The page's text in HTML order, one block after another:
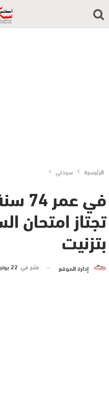
الرئيسية سيدتي
في
تجتاز امتحان
بتزنيت
إدارة الموقع نشر في 22 يونيو 2023 الساعة 17 و 13 دقيقة